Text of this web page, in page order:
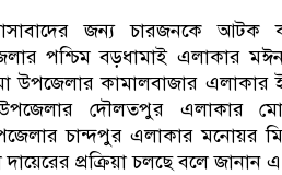
জন্য চারজনকে আটক
পশ্চিম বড়ধামাই এলাকার মঈন
উপজেলার কামালবাজার
উপজেলার দৌলতপুর এলাকার
চান্দপুর এলাকার মনোয়র
প্রক্রিয়া চলছে বলে জানান এ